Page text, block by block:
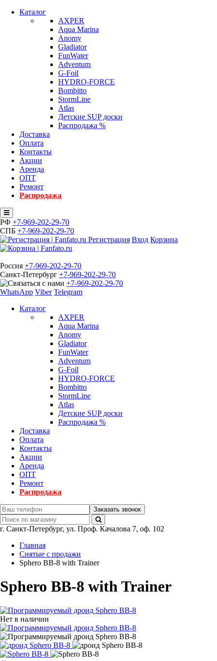
Каталог
AXPER
Aqua Marina
Anomy
Gladiator
FunWater
Adventum
G-Foil
HYDRO-FORCE
Bombitto
StormLine
Atlas
Детские SUP доски
Распродажа %
Доставка
Оплата
Контакты
Акции
Аренда
ОПТ
Ремонт
Распродажа
РФ +7-969-202-29-70
СПБ +7-969-202-29-70
Регистрация Вход Корзина
Россия +7-969-202-29-70
Санкт-Петербург +7-969-202-29-70
+7-969-202-29-70
WhatsApp Viber Telegram
Каталог
AXPER
Aqua Marina
Anomy
Gladiator
FunWater
Adventum
G-Foil
HYDRO-FORCE
Bombitto
StormLine
Atlas
Детские SUP доски
Распродажа %
Доставка
Оплата
Контакты
Акции
Аренда
ОПТ
Ремонт
Распродажа
Заказать звонок
г. Санкт-Петербург, ул. Проф. Качалова 7, оф. 102
Главная
Снятые с продажи
Sphero BB-8 with Trainer
Sphero BB-8 with Trainer
Нет в наличии